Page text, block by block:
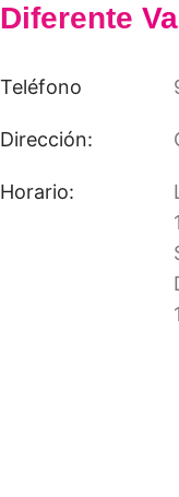
Diferente
Teléfono
Dirección:
Horario: